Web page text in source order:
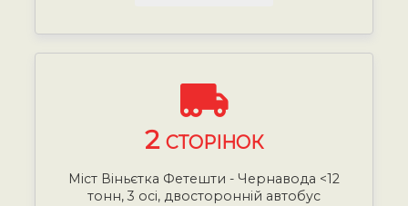
2 СТОРІНОК
Міст Віньєтка Фетешти - Чернавода <12
тонн, 3 осі, двосторонній автобус